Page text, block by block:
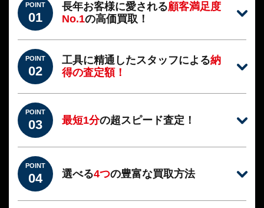
POINT
01
長年お客様に愛される顧客満足度
No.1の高価買取！
POINT
02
工具に精通したスタッフによる納
得の査定額！
POINT
03 最短1分の超スピード査定！
POINT
04 選べる4つの豊富な買取方法